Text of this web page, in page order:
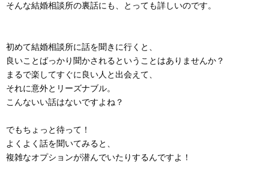
そんな結婚相談所の裏話にも、とっても詳しいのです。
初めて結婚相談所に話を聞きに行くと、
良いことばっかり聞かされるということはありませんか？
まるで楽してすぐに良い人と出会えて、
それに意外とリーズナブル。
こんないい話はないですよね？
でもちょっと待って！
よくよく話を聞いてみると、
複雑なオプションが潜んでいたりするんですよ！